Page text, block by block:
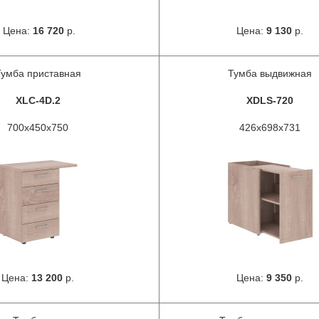
Цена: 16 720р. Цена: 9 130 р.
приставная
XLC-4D.2
700x450x750
Цена: 13 200 р.
Тумба выдвижная
XDLS-720
426x698x731
Цена: 9 350 р.